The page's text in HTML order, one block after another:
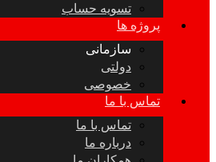
تسویه حساب
پروژه ها
سازمانی
دولتی
خصوصی
تماس با ما
تماس با ما
درباره ما